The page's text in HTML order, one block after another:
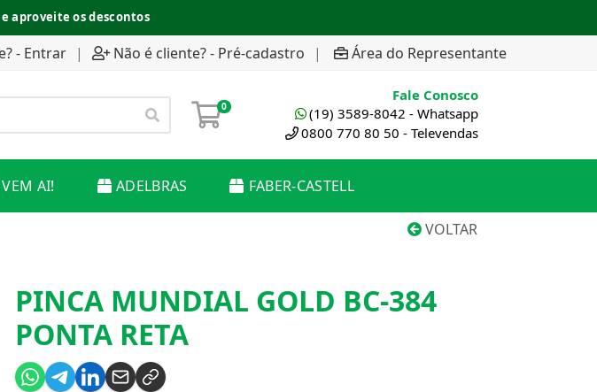
aproveite os descontos
- Entrar | Não é cliente? - Pré-cadastro | Área do Representante
0
Fale Conosco
(19) 3589-8042 - Whatsapp
0800 770 80 50 - Televendas
VEM AI! ADELBRAS FABER-CASTELL
VOLTAR
PINCA MUNDIAL GOLD BC-384
PONTA RETA